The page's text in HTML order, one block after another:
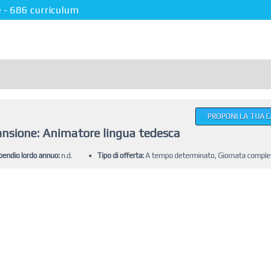
- 686 curriculum
Animatore lingua tedesca
PROPONI LA TUA
lordo annuo:n.d. Tipo di offerta:A tempo determinato, Giornata